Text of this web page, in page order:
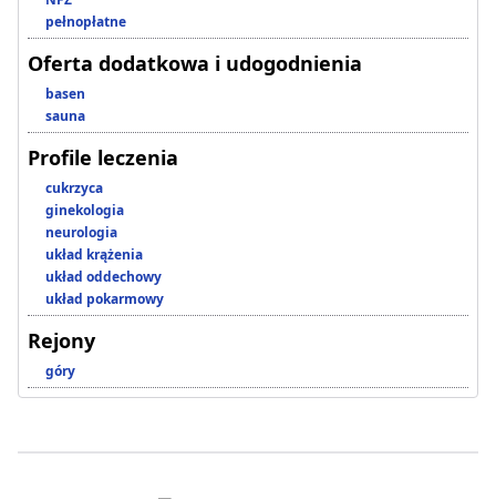
pełnopłatne
Oferta dodatkowa i udogodnienia
basen
sauna
Profile leczenia
cukrzyca
ginekologia
neurologia
układ krążenia
układ oddechowy
układ pokarmowy
Rejony
góry